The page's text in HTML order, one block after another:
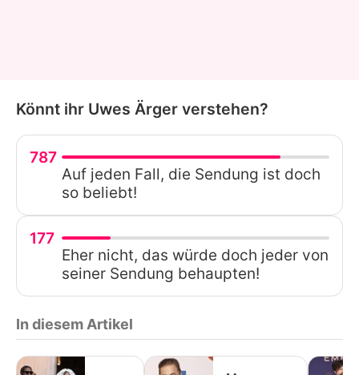
Könnt ihr Uwes Ärger verstehen?
787
Auf jeden Fall, die Sendung ist doch
so beliebt!
177
Eher nicht, das würde doch jeder von
seiner Sendung behaupten!
In diesem Artikel